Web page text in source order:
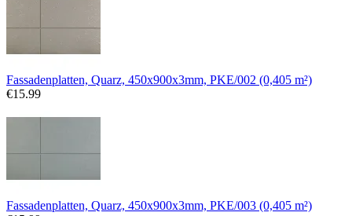
Fassadenplatten, Quarz, 450x900x3mm, PKE/002 (0,405 m²)
€15.99
Fassadenplatten, Quarz, 450x900x3mm, PKE/003 (0,405 m²)